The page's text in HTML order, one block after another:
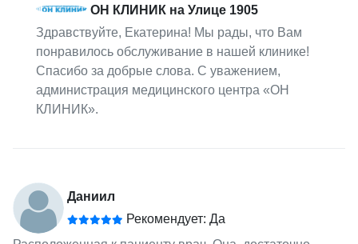
ОН КЛИНИК на Улице 1905
Здравствуйте, Екатерина! Мы рады, что Вам
понравилось обслуживание в нашей клинике!
Спасибо за добрые слова. С уважением,
администрация медицинского центра «ОН
КЛИНИК».
Даниил
Рекомендует: Да